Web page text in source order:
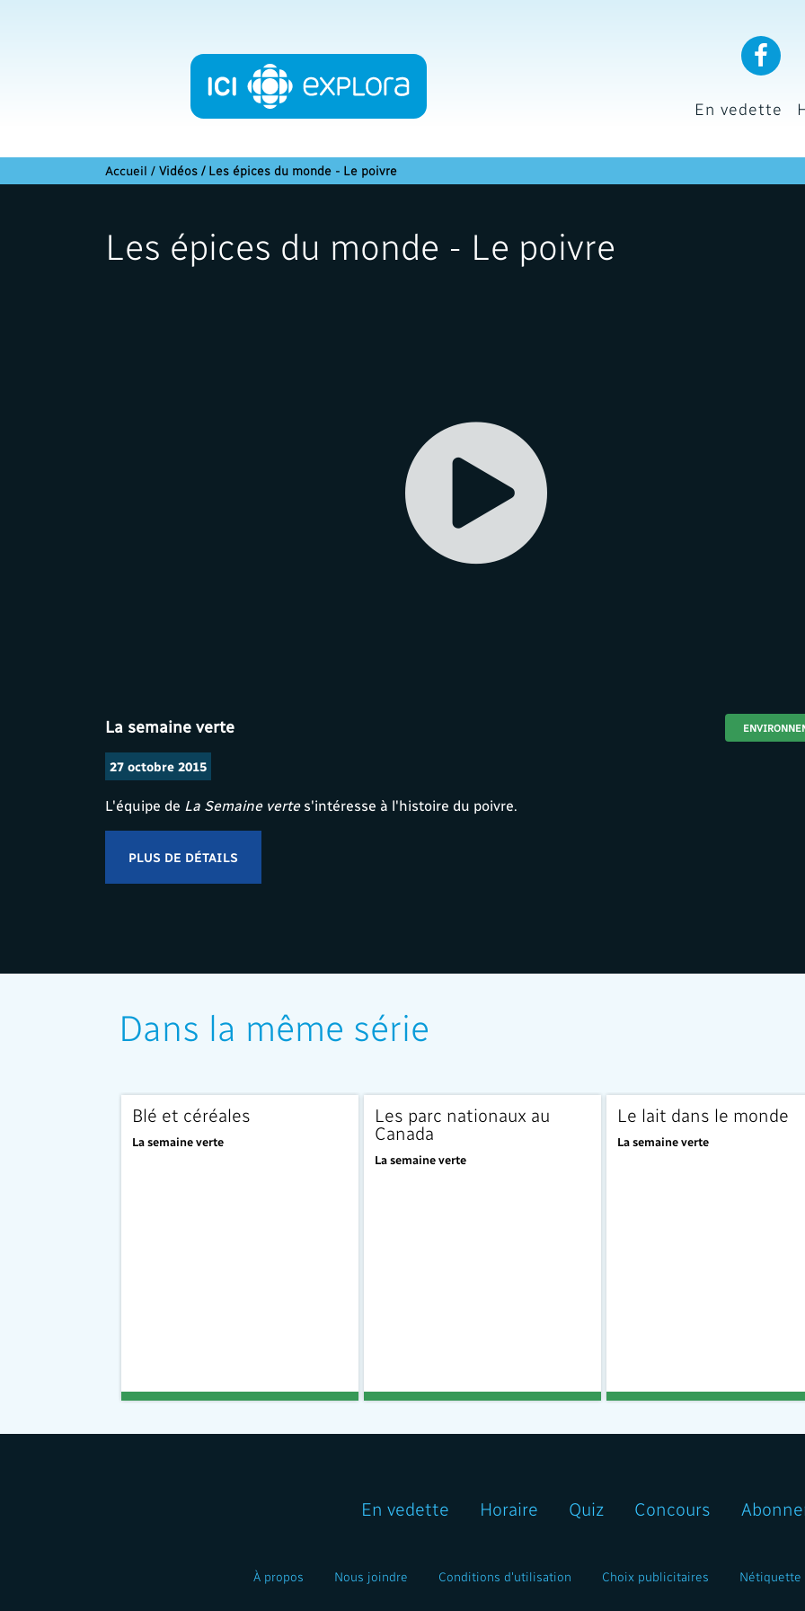
En vedette
Accueil / Vidéos / Les épices du monde - Le poivre
Les épices du monde - Le poivre
La semaine verte
27 octobre 2015
L'équipe de La Semaine vertes'intéresse à l'histoire du poivre.
PLUS DE DÉTAILS
Dans la même série
Blé et céréales
La semaine verte
Les parc nationaux au
Canada
La semaine verte
Le lait dans le monde
La semaine verte
En vedette Horaire Quiz Concours
À propos Nous joindre Conditions d'utilisation Choix publicitaires Nétiquette